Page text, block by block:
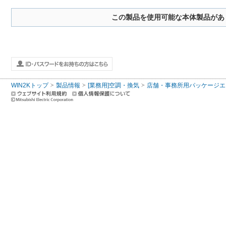
この製品を使用可能な本体製品が
WIN2Kトップ 製品情報 [業務用]空調・換気 店舗・事務所用パッケージ